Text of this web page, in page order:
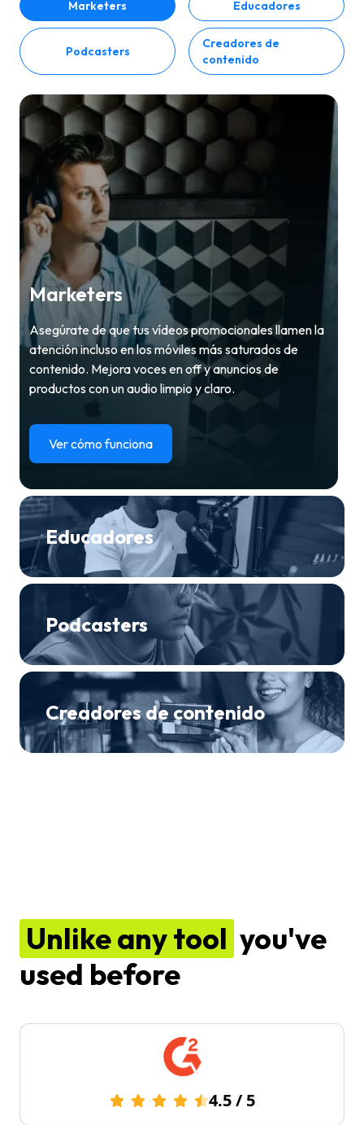
Marketers Educadores
Podcasters
Creadores de
contenido
Marketers
Asegúrate de que tus vídeos promocionales llamen la
atención incluso en los móviles más saturados de
contenido. Mejora voces en off y anuncios de
productos con un audio limpio y claro.
Ver cómo funciona
Educadores
Podcasters
Creadores de contenido
Unlike any tool you've
used before
4.5/ 5